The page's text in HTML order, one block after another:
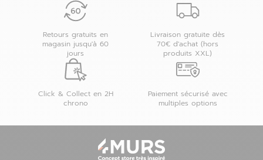
Retours gratuits en
magasin jusqu'à 60
jours
Livraison gratuite dès
70€ d'achat (hors
produits XXL)
Click & Collect en 2H
chrono
Paiement sécurisé avec
multiples options